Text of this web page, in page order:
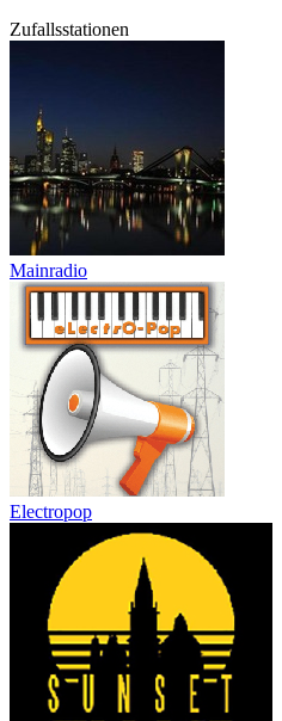
Zufallsstationen
Mainradio
Electropop